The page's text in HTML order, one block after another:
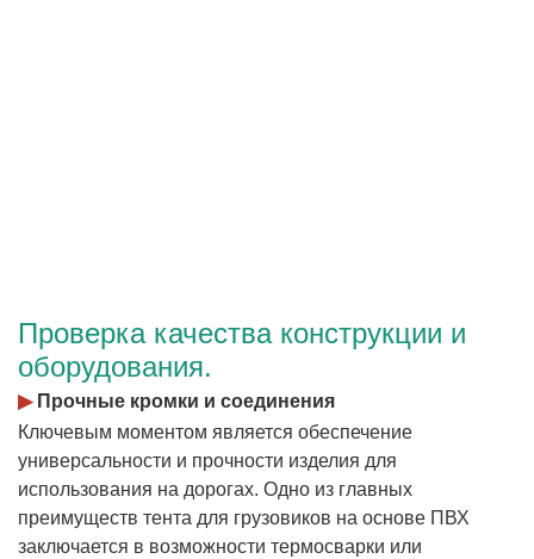
Проверка качества конструкции и
оборудования.
▶Прочные кромки и соединения
Ключевым моментом является обеспечение
универсальности и прочности изделия для
использования на дорогах. Одно из главных
преимуществ тента для грузовиков на основе ПВХ
заключается в возможности термосварки или